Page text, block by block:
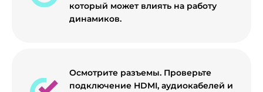
который может влиять на работу
динамиков.
Осмотрите разъемы. Проверьте
подключение HDMI, аудиокабелей и